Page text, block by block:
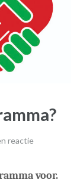
reactie
voor.